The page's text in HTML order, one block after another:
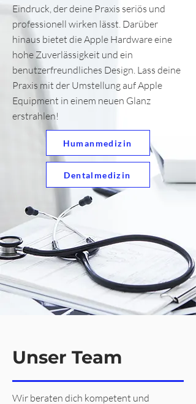
Eindruck, der deine Praxis seriös und
professionell wirken lässt. Darüber
hinaus bietet die Apple Hardware eine
hohe Zuverlässigkeit und ein
benutzerfreundliches Design. Lass deine
Praxis mit der Umstellung auf Apple
Equipment in einem neuen Glanz
erstrahlen!
Humanmedizin
Dentalmedizin
Unser Team
Wir beraten dich kompetent und